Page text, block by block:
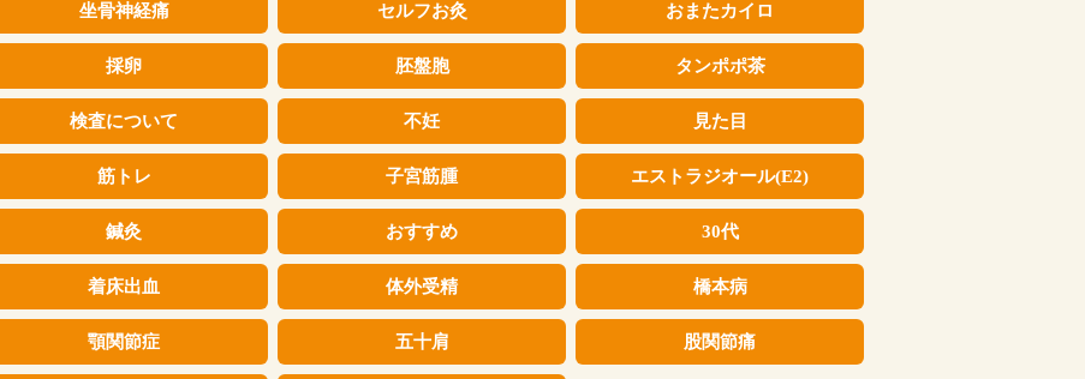
坐骨神経痛 セルフお灸 おまたカイロ
採卵 胚盤胞 タンポポ茶
検査について 不妊 見た目
筋トレ 子宮筋腫 エストラジオール(E2)
鍼灸 おすすめ 30代
着床出血 体外受精 橋本病
顎関節症 五十肩 股関節痛